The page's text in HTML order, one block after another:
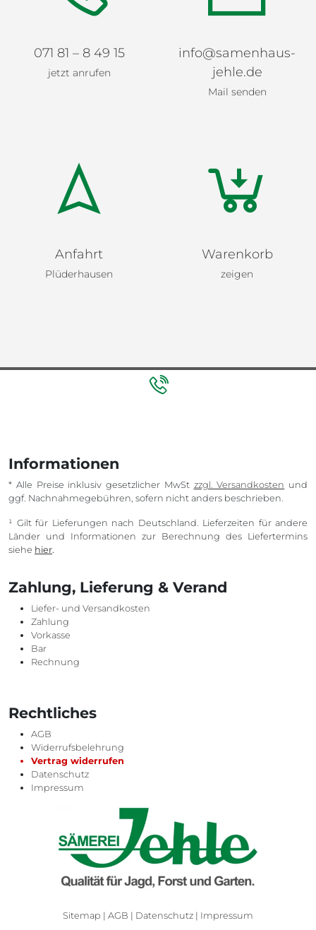
071 81 – 8 49 15
jetzt anrufen
info@samenhaus-
jehle.de
Mail senden
Anfahrt
Plüderhausen
Warenkorb
zeigen
Informationen
* Alle Preise inklusiv gesetzlicher MwSt zzgl. Versandkosten und
ggf. Nachnahmegebühren, sofern nicht anders beschrieben.
¹ Gilt für Lieferungen nach Deutschland. Lieferzeiten für andere
Länder und Informationen zur Berechnung des Liefertermins
siehe hier.
Zahlung, Lieferung & Verand
Liefer- und Versandkosten
Zahlung
Vorkasse
Bar
Rechnung
Rechtliches
AGB
Widerrufsbelehrung
Vertrag widerrufen
Datenschutz
Impressum
Sitemap | AGB | Datenschutz | Impressum